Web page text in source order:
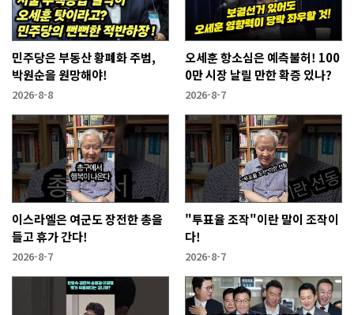
민주당은 부동산 황폐화 주범,
박원순을 원망해야!
2026-8-8
오세훈 항소심은 예측불허! 100
0만 시장 날릴 만한 확증 있나?
2026-8-7
이스라엘은 여군도 장전한 총을
들고 휴가 간다!
2026-8-7
"투표율 조작"이란 말이 조작이
다!
2026-8-7